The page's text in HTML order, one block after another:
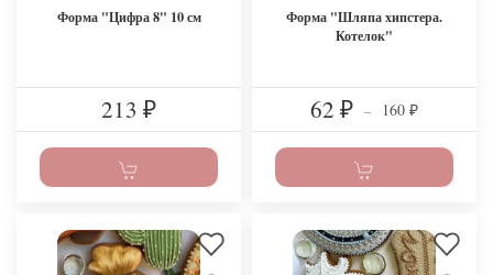
Форма "Цифра 8" 10 см
213 ₽
Форма "Шляпа хипстера.
Котелок"
62 ₽ – 160 ₽